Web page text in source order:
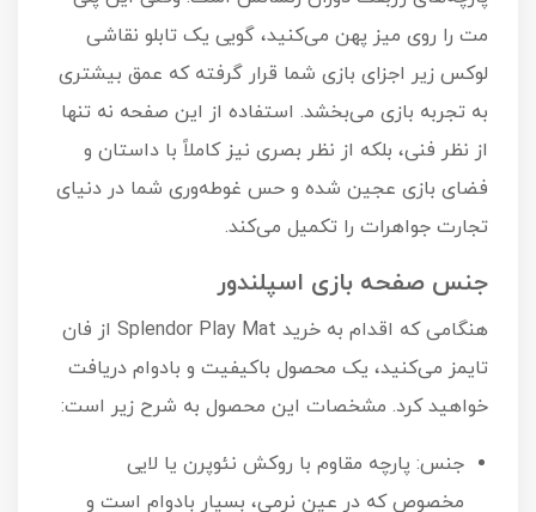
مت را روی میز پهن می‌کنید، گویی یک تابلو نقاشی
لوکس زیر اجزای بازی شما قرار گرفته که عمق بیشتری
به تجربه بازی می‌بخشد. استفاده از این صفحه نه تنها
از نظر فنی، بلکه از نظر بصری نیز کاملاً با داستان و
فضای بازی عجین شده و حس غوطه‌وری شما در دنیای
تجارت جواهرات را تکمیل می‌کند.
جنس صفحه بازی اسپلندور
هنگامی که اقدام به خرید Splendor Play Mat از فان
تایمز می‌کنید، یک محصول باکیفیت و بادوام دریافت
خواهید کرد. مشخصات این محصول به شرح زیر است:
جنس: پارچه مقاوم با روکش نئوپرن یا لایی
مخصوص که در عین نرمی، بسیار بادوام است و